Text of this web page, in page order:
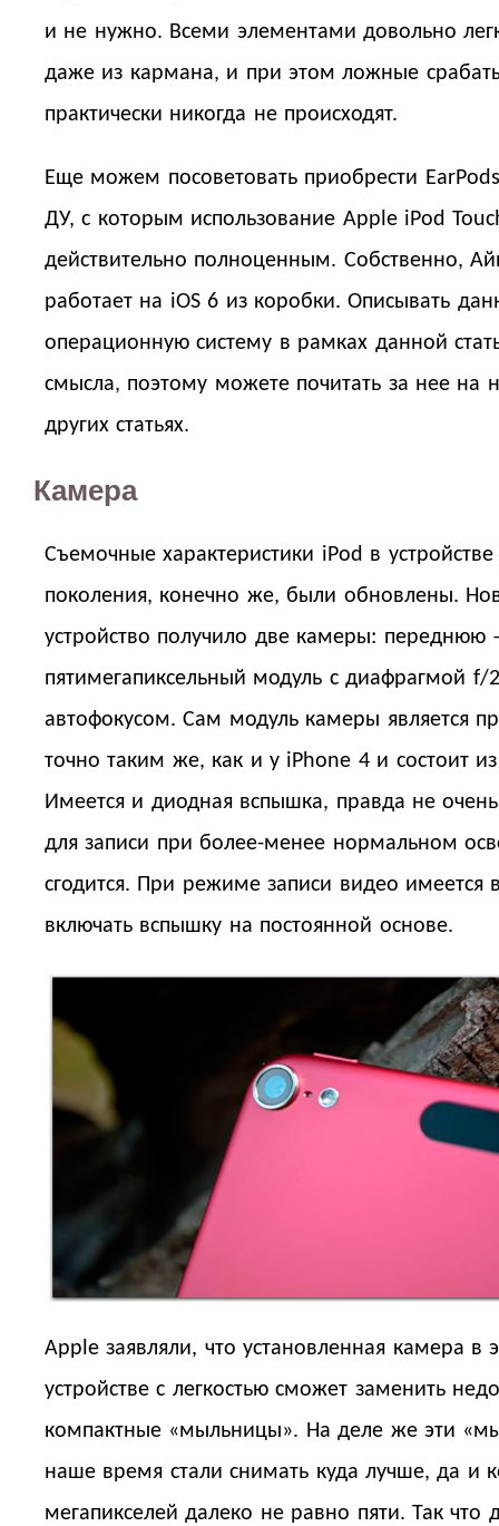
и не нужно. Всеми элементами довольно
даже из кармана, и при этом ложные
практически никогда не происходят.
Еще можем посоветовать приобрести
ДУ, с которым использование Apple iPod
действительно полноценным. Собственно,
работает на iOS 6 из коробки. Описывать
операционную систему в рамках данной
смысла, поэтому можете почитать за нее на
других статьях.
Камера
Съемочные характеристики iPod в устройстве
поколения, конечно же, были обновлены.
устройство получило две камеры: переднюю
пятимегапиксельный модуль с диафрагмой f/
автофокусом. Сам модуль камеры является
точно таким же, как и у iPhone 4 и состоит
Имеется и диодная вспышка, правда не
для записи при более-менее нормальном
сгодится. При режиме записи видео имеется
включать вспышку на постоянной основе.
Apple заявляли, что установленная камера в
устройстве с легкостью сможет заменить
компактные «мыльницы». На деле же эти
наше время стали снимать куда лучше, да и
мегапикселей далеко не равно пяти. Так что